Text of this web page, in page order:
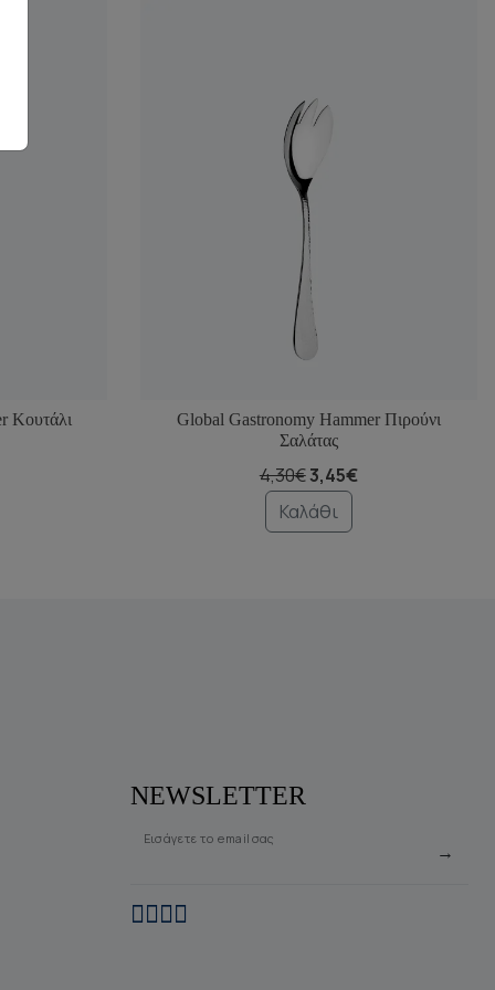
Κουτάλι
Global Gastronomy Hammer Πιρούνι
Σαλάτας
4,30€3,45€
Καλάθι
NEWSLETTER
Εισάγετε το email σας
→